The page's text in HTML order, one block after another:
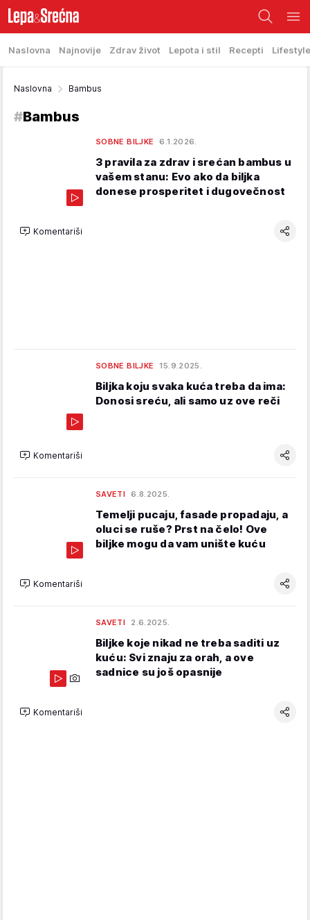
Naslovna Najnovije Zdrav život Lepota i stil Recepti Lifestyle
Naslovna Bambus
#Bambus
SOBNE BILJKE 6.1.2026.
3 pravila za zdrav i srećan bambus u
vašem stanu: Evo ako da biljka
donese prosperitet i dugovečnost
Komentariši
SOBNE BILJKE 15.9.2025.
Biljka koju svaka kuća treba da ima:
Donosi sreću, ali samo uz ove reči
Komentariši
SAVETI 6.8.2025.
Temelji pucaju, fasade propadaju, a
oluci se ruše? Prst na čelo! Ove
biljke mogu da vam unište kuću
Komentariši
SAVETI 2.6.2025.
Biljke koje nikad ne treba saditi uz
kuću: Svi znaju za orah, a ove
sadnice su još opasnije
Komentariši